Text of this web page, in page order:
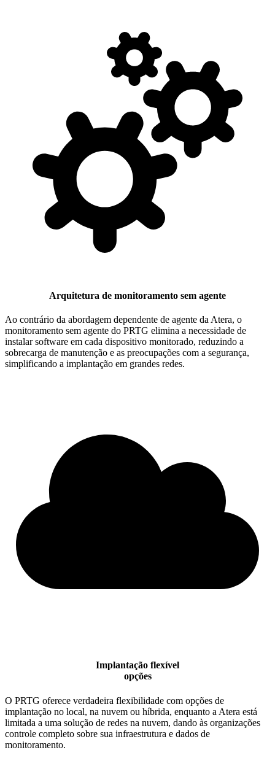
Arquitetura de monitoramento sem agente
Ao contrário da abordagem dependente de agente da Atera, o
monitoramento sem agente do PRTG elimina a necessidade de
instalar software em cada dispositivo monitorado, reduzindo a
sobrecarga de manutenção e as preocupações com a segurança,
simplificando a implantação em grandes redes.
Implantação flexível
opções
O PRTG oferece verdadeira flexibilidade com opções de
implantação no local, na nuvem ou híbrida, enquanto a Atera está
limitada a uma solução de redes na nuvem, dando às organizações
controle completo sobre sua infraestrutura e dados de
monitoramento.